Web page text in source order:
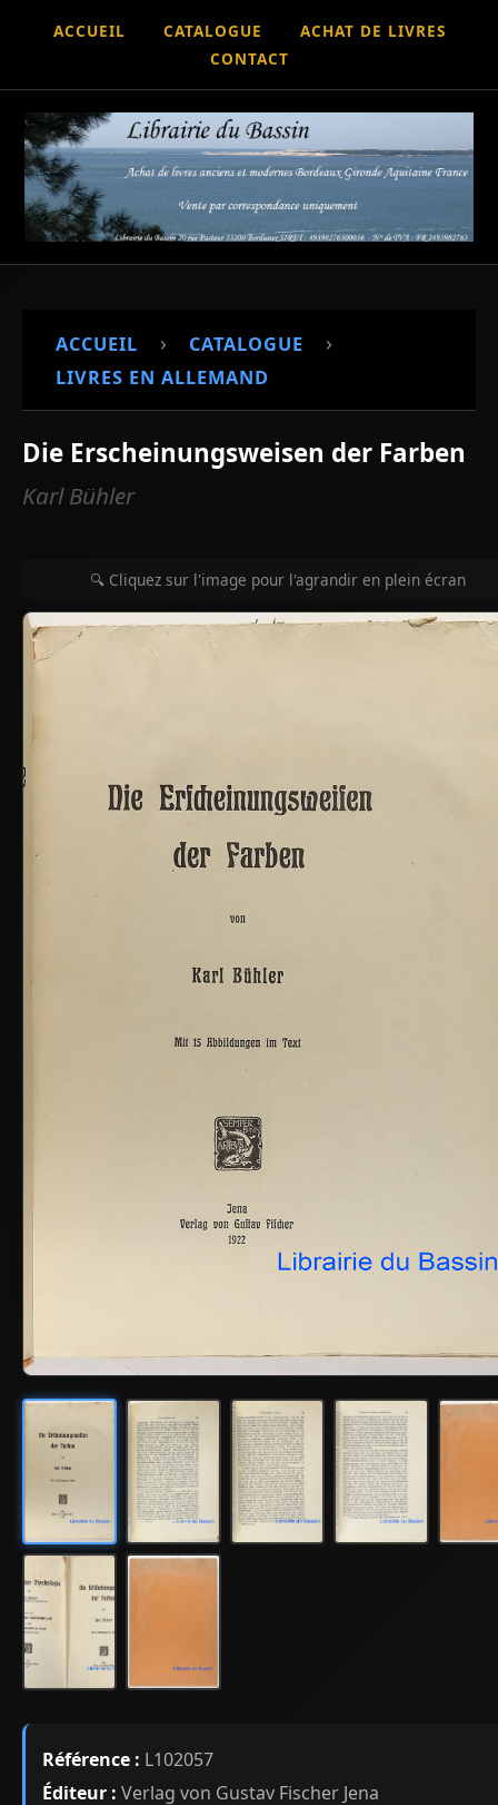
ACCUEIL CATALOGUE
ACHAT DE LIVRES
CONTACT
ACCUEIL › CATALOGUE ›
LIVRES EN ALLEMAND
Die Erscheinungsweisen der Farben
Karl Bühler
🔍 Cliquez sur l'image pour l'agrandir en plein écran
Référence : L102057
Éditeur : Verlag von Gustav Fischer Jena